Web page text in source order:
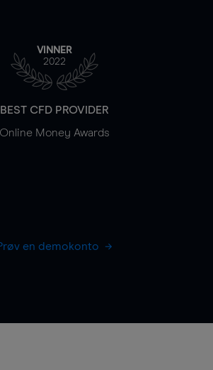
VINNER
2022
BEST CFD PROVIDER
Online Money Awards
en demokonto